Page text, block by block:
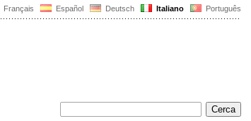
Français Español Deutsch Italiano Português